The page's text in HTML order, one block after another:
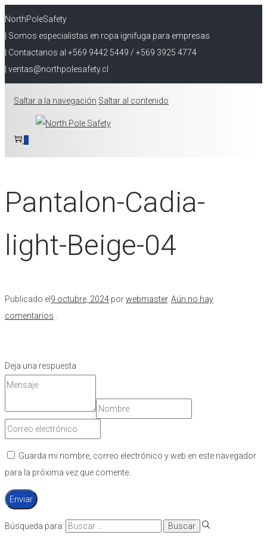
NorthPoleSafety
| Somos especialistas en ropa ignifuga para empresas
| Contactanos al +569 9442 5449 / +569 3925 4774
| ventas@northpolesafety.cl
Saltar a la navegación Saltar al contenido
0
Pantalon-Cadia-
light-Beige-04
Publicado el 9 octubre, 2024 porwebmaster. Aún no hay
comentarios
Deja una respuesta
Guarda mi nombre, correo electrónico y web en este navegador
para la próxima vez que comente.
Búsqueda para: